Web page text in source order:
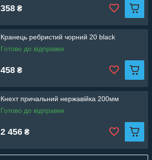
358 ₴
Кранець ребристий чорний 20 black
Готово до відправки
458 ₴
Кнехт причальний нержавійка 200мм
Готово до відправки
2 456 ₴